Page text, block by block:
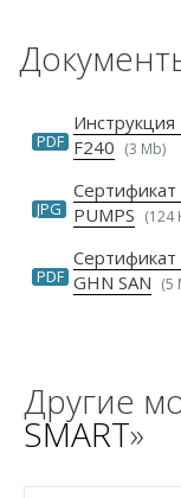
PDF F240 (3 Mb)
JPG
PUMPS (124
PDF
Сертификат
GHN SAN (5
Другие
SMART»